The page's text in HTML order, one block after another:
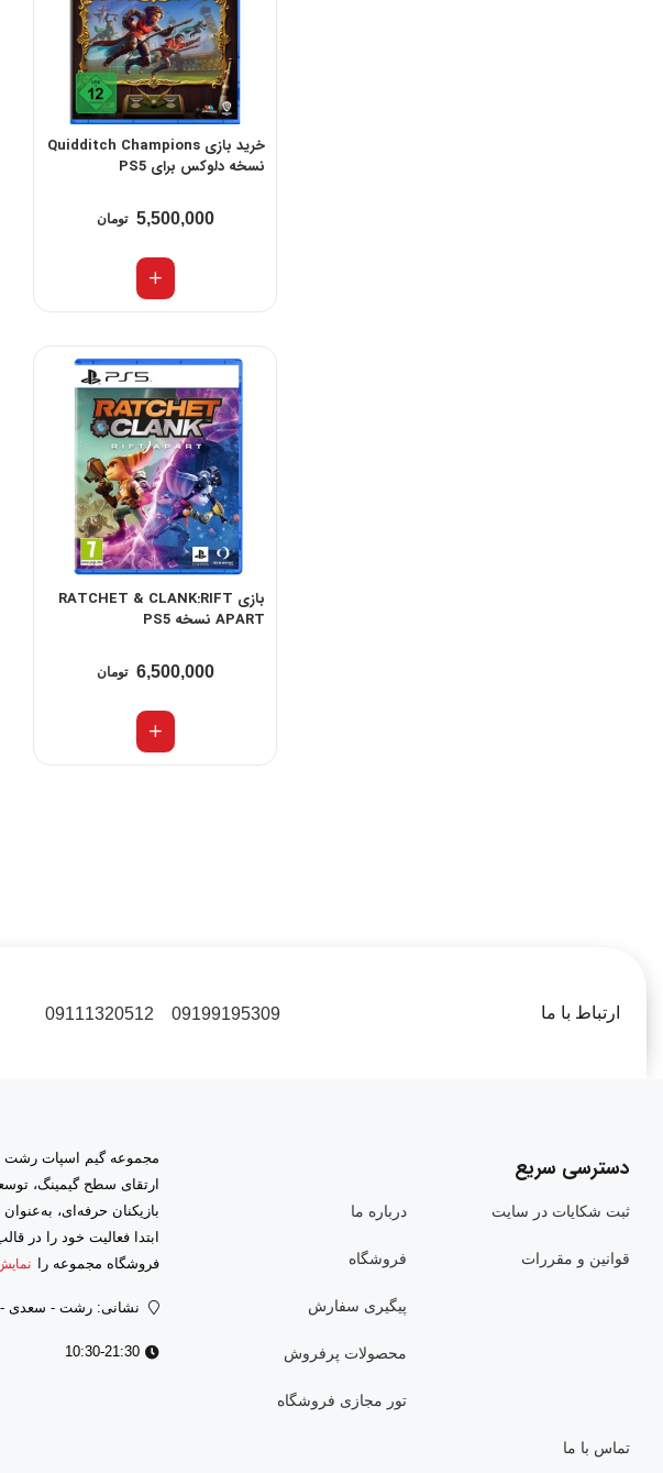
خرید بازی Quidditch Champions
نسخه دلوکس برای PS5
5,500,000 تومان
بازی RATCHET & CLANK:RIFT
APART نسخه PS5
6,500,000 تومان
ارتباط با ما 09199195309
09111320512
دسترسی سریع
ثبت شکایات در سایت درباره ما
قوانین و مقررات فروشگاه
پیگیری سفارش
محصولات پرفروش
تور مجازی فروشگاه
تماس با ما
ارتقای سطح گیمینگ،
بازیکنان حرفه‌ای،
فروشگاه مجموعه را
نشانی: رشت - سعدى -
10:30-21:30